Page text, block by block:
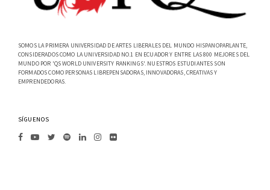
SOMOS LA PRIMERA UNIVERSIDAD DE ARTES LIBERALES DEL MUNDO HISPANOPARLANTE,
CONSIDERADOS COMO LA UNIVERSIDAD NO.1 EN ECUADOR Y ENTRE LAS 800 MEJORES DEL
MUNDO POR 'QS WORLD UNIVERSITY RANKINGS'. NUESTROS ESTUDIANTES SON
FORMADOS COMO PERSONAS LIBREPENSADORAS, INNOVADORAS, CREATIVAS Y
EMPRENDEDORAS.
SÍGUENOS